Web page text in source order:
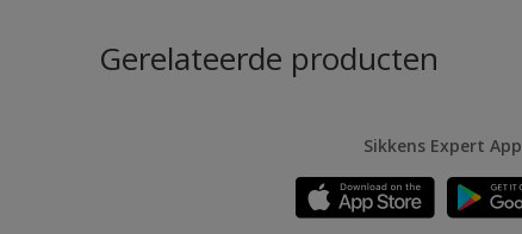
Gerelateerde producten
Sikkens Expert App